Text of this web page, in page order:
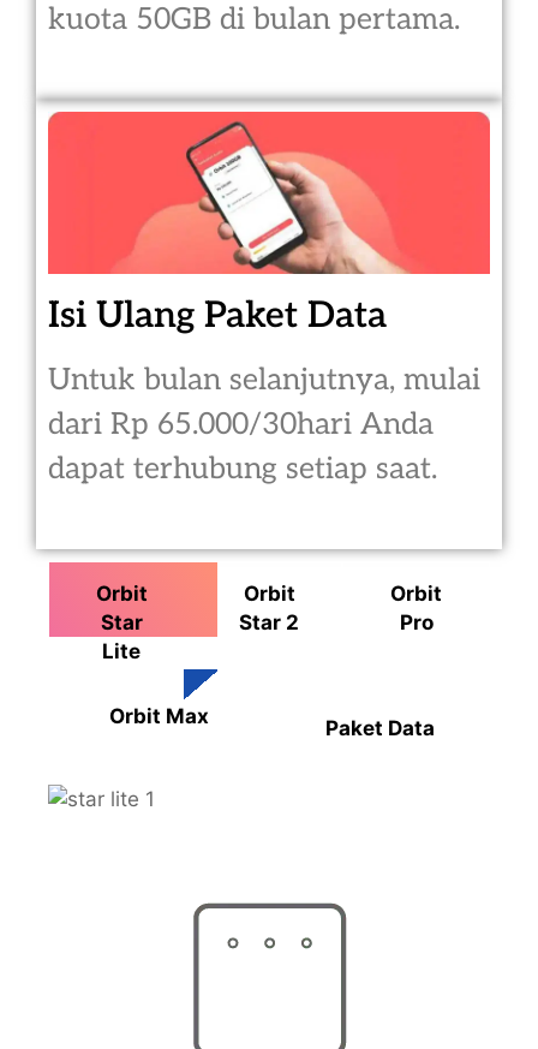
kuota 50GB di bulan pertama.
Isi Ulang Paket Data
Untuk bulan selanjutnya, mulai
dari Rp 65.000/30hari Anda
dapat terhubung setiap saat.
Orbit
Star
Lite
Orbit
Star 2
Orbit
Pro
Orbit Max Paket Data